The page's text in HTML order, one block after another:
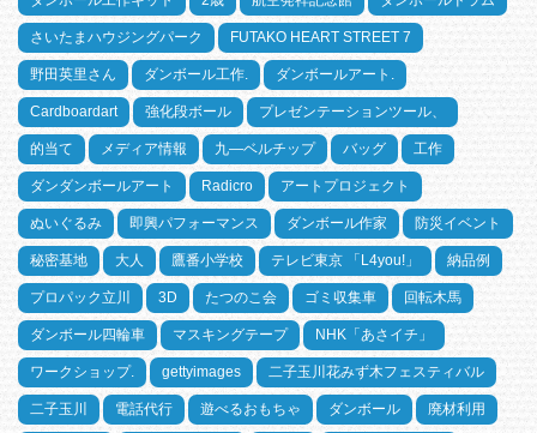
さいたまハウジングパーク FUTAKO HEART STREET 7
野田英里さん ダンボール工作. ダンボールアート.
Cardboardart 強化段ボール プレゼンテーションツール、
的当て メディア情報 九―ベルチップ バッグ 工作
ダンダンボールアート Radicro アートプロジェクト
ぬいぐるみ 即興パフォーマンス ダンボール作家 防災イベント
秘密基地 大人 鷹番小学校 テレビ東京 「L4you!」 納品例
プロパック立川 3D たつのこ会 ゴミ収集車 回転木馬
ダンボール四輪車 マスキングテープ NHK「あさイチ」
ワークショップ. gettyimages 二子玉川花みず木フェスティバル
二子玉川 電話代行 遊べるおもちゃ ダンボール 廃材利用